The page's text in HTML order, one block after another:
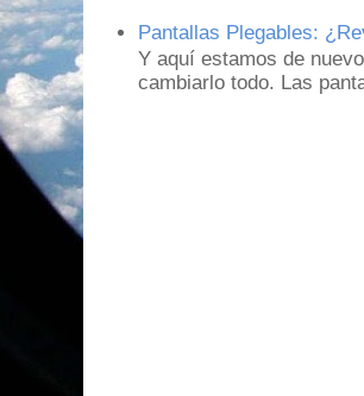
Pantallas Plegables:
Y aquí estamos de
cambiarlo todo. Las